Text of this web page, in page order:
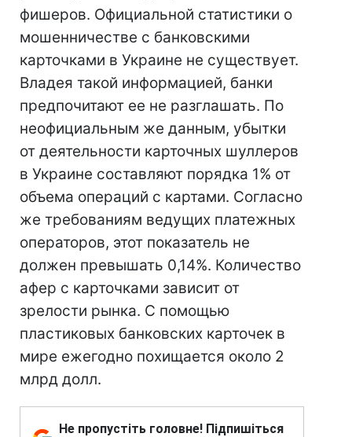
фишеров. Официальной статистики о
мошенничестве с банковскими
карточками в Украине не существует.
Владея такой информацией, банки
предпочитают ее не разглашать. По
неофициальным же данным, убытки
от деятельности карточных шуллеров
в Украине составляют порядка 1% от
объема операций с картами. Согласно
же требованиям ведущих платежных
операторов, этот показатель не
должен превышать 0,14%. Количество
афер с карточками зависит от
зрелости рынка. С помощью
пластиковых банковских карточек в
мире ежегодно похищается около 2
млрд долл.
Не пропустіть головне! Підпишіться